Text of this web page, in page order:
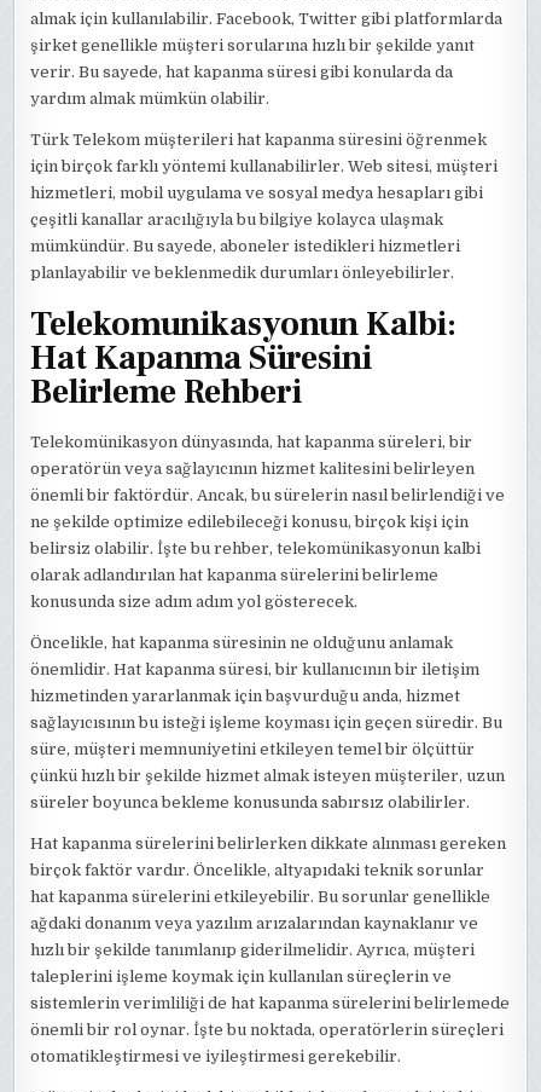
almak için kullanılabilir. Facebook, Twitter gibi platformlarda
şirket genellikle müşteri sorularına hızlı bir şekilde yanıt
verir. Bu sayede, hat kapanma süresi gibi konularda da
yardım almak mümkün olabilir.
Türk Telekom müşterileri hat kapanma süresini öğrenmek
için birçok farklı yöntemi kullanabilirler. Web sitesi, müşteri
hizmetleri, mobil uygulama ve sosyal medya hesapları gibi
çeşitli kanallar aracılığıyla bu bilgiye kolayca ulaşmak
mümkündür. Bu sayede, aboneler istedikleri hizmetleri
planlayabilir ve beklenmedik durumları önleyebilirler.
Telekomunikasyonun Kalbi:
Hat Kapanma Süresini
Belirleme Rehberi
Telekomünikasyon dünyasında, hat kapanma süreleri, bir
operatörün veya sağlayıcının hizmet kalitesini belirleyen
önemli bir faktördür. Ancak, bu sürelerin nasıl belirlendiği ve
ne şekilde optimize edilebileceği konusu, birçok kişi için
belirsiz olabilir. İşte bu rehber, telekomünikasyonun kalbi
olarak adlandırılan hat kapanma sürelerini belirleme
konusunda size adım adım yol gösterecek.
Öncelikle, hat kapanma süresinin ne olduğunu anlamak
önemlidir. Hat kapanma süresi, bir kullanıcının bir iletişim
hizmetinden yararlanmak için başvurduğu anda, hizmet
sağlayıcısının bu isteği işleme koyması için geçen süredir. Bu
süre, müşteri memnuniyetini etkileyen temel bir ölçüttür
çünkü hızlı bir şekilde hizmet almak isteyen müşteriler, uzun
süreler boyunca bekleme konusunda sabırsız olabilirler.
Hat kapanma sürelerini belirlerken dikkate alınması gereken
birçok faktör vardır. Öncelikle, altyapıdaki teknik sorunlar
hat kapanma sürelerini etkileyebilir. Bu sorunlar genellikle
ağdaki donanım veya yazılım arızalarından kaynaklanır ve
hızlı bir şekilde tanımlanıp giderilmelidir. Ayrıca, müşteri
taleplerini işleme koymak için kullanılan süreçlerin ve
sistemlerin verimliliği de hat kapanma sürelerini belirlemede
önemli bir rol oynar. İşte bu noktada, operatörlerin süreçleri
otomatikleştirmesi ve iyileştirmesi gerekebilir.